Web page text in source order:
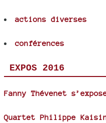
actions diverses
conférences
EXPOS 2016
Fanny Thévenet
Quartet Philippe Kaisin